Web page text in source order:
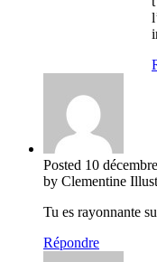
Posted 10
by Clementine
Tu es rayonnante
Répondre